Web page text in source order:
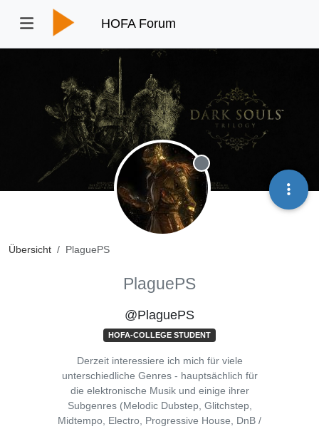
HOFA Forum
Übersicht PlaguePS
Offline
PlaguePS
@PlaguePS
HOFA-COLLEGE STUDENT
Derzeit interessiere ich mich für viele
unterschiedliche Genres - hauptsächlich für
die elektronische Musik und einige ihrer
Subgenres (Melodic Dubstep, Glitchstep,
Midtempo, Electro, Progressive House, DnB /